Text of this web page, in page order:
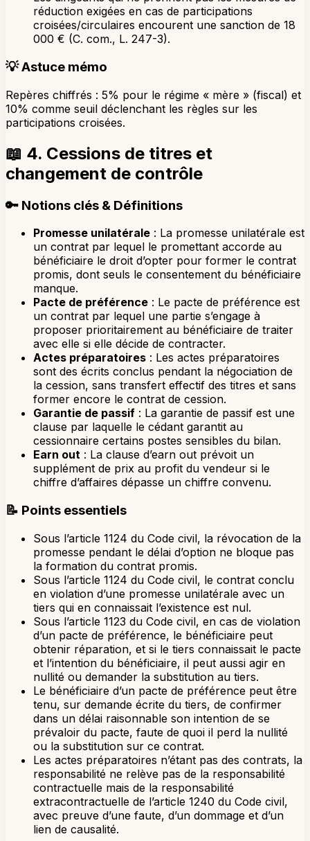
réduction exigées en cas de participations
croisées/circulaires encourent une sanction de 18
000 € (C. com., L. 247-3).
💡Astuce mémo
Repères chiffrés : 5% pour le régime « mère » (fiscal) et
10% comme seuil déclenchant les règles sur les
participations croisées.
📖 4. Cessions de titres et
changement de contrôle
🔑 Notions clés & Définitions
Promesse unilatérale : La promesse unilatérale est
un contrat par lequel le promettant accorde au
bénéficiaire le droit d’opter pour former le contrat
promis, dont seuls le consentement du bénéficiaire
manque.
Pacte de préférence : Le pacte de préférence est
un contrat par lequel une partie s’engage à
proposer prioritairement au bénéficiaire de traiter
avec elle si elle décide de contracter.
Actes préparatoires : Les actes préparatoires
sont des écrits conclus pendant la négociation de
la cession, sans transfert effectif des titres et sans
former encore le contrat de cession.
Garantie de passif : La garantie de passif est une
clause par laquelle le cédant garantit au
cessionnaire certains postes sensibles du bilan.
Earn out : La clause d’earn out prévoit un
supplément de prix au profit du vendeur si le
chiffre d’affaires dépasse un chiffre convenu.
📝 Points essentiels
Sous l’article 1124 du Code civil, la révocation de la
promesse pendant le délai d’option ne bloque pas
la formation du contrat promis.
Sous l’article 1124 du Code civil, le contrat conclu
en violation d’une promesse unilatérale avec un
tiers qui en connaissait l’existence est nul.
Sous l’article 1123 du Code civil, en cas de violation
d’un pacte de préférence, le bénéficiaire peut
obtenir réparation, et si le tiers connaissait le pacte
et l’intention du bénéficiaire, il peut aussi agir en
nullité ou demander la substitution au tiers.
Le bénéficiaire d’un pacte de préférence peut être
tenu, sur demande écrite du tiers, de confirmer
dans un délai raisonnable son intention de se
prévaloir du pacte, faute de quoi il perd la nullité
ou la substitution sur ce contrat.
Les actes préparatoires n’étant pas des contrats, la
responsabilité ne relève pas de la responsabilité
contractuelle mais de la responsabilité
extracontractuelle de l’article 1240 du Code civil,
avec preuve d’une faute, d’un dommage et d’un
lien de causalité.